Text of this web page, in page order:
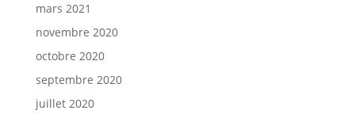
mars 2021
novembre 2020
octobre 2020
septembre 2020
juillet 2020